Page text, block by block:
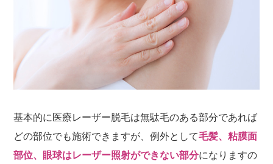
基本的に医療レーザー脱毛は無駄毛のある部分であれば
どの部位でも施術できますが、例外として毛髪、粘膜面
部位、眼球はレーザー照射ができない部分になりますの